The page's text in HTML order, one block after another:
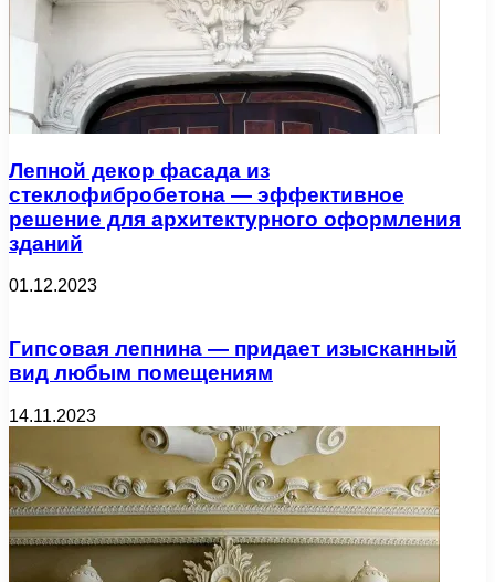
Лепной декор фасада из
стеклофибробетона — эффективное
решение для архитектурного оформления
зданий
01.12.2023
Гипсовая лепнина — придает изысканный
вид любым помещениям
14.11.2023